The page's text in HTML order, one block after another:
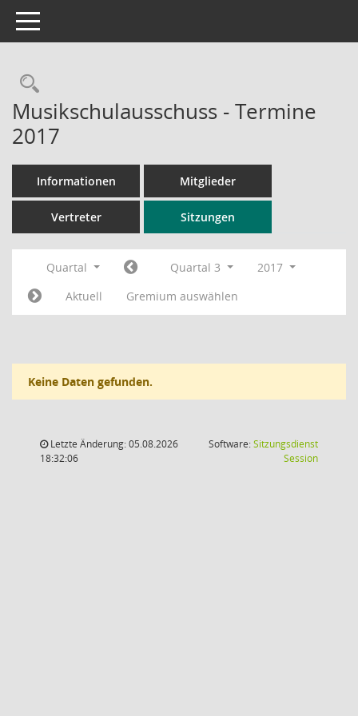
Toggle navigation
Rechercheauswahl
Musikschulausschuss - Termine
2017
Informationen Mitglieder
Vertreter Sitzungen
Quartal Quartal 3
2017
Aktuell
Gremium auswählen
Keine Daten gefunden.
Letzte Änderung: 05.08.2026
18:32:06
Software:Sitzungsdienst
Session(Wird in